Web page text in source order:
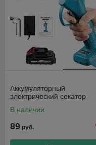
Аккумуляторный
электрический секатор
В наличии
89 руб.